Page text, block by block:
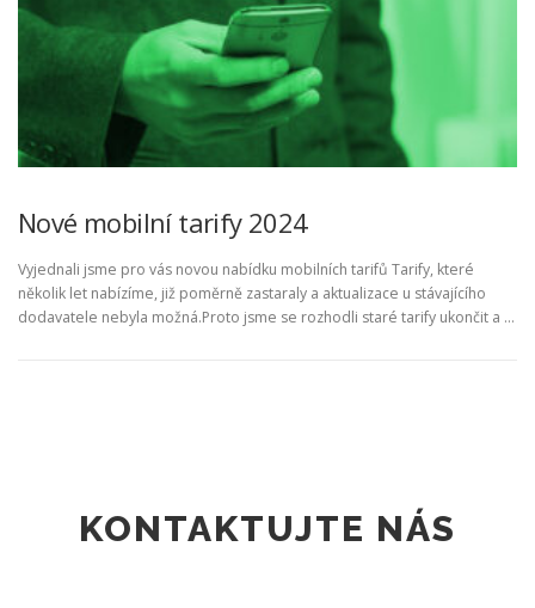
Nové mobilní tarify 2024
Vyjednali jsme pro vás novou nabídku mobilních tarifů Tarify, které
několik let nabízíme, již poměrně zastaraly a aktualizace u stávajícího
dodavatele nebyla možná.Proto jsme se rozhodli staré tarify ukončit a …
KONTAKTUJTE NÁS